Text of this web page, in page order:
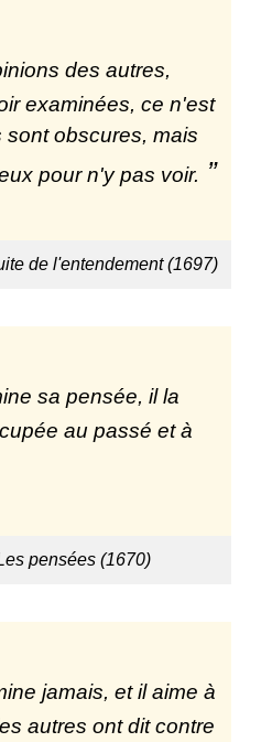
des autres,
examinées, ce n'est
obscures, mais
pour n'y pas voir.
de l'entendement (1697)
sa pensée, il la
au passé et à
pensées (1670)
jamais, et il aime à
autres ont dit contre